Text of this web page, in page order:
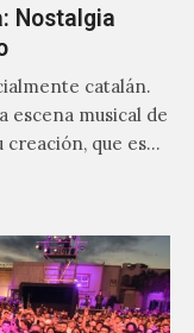
Nostalgia
catalán.
escena musical de
creación, que es